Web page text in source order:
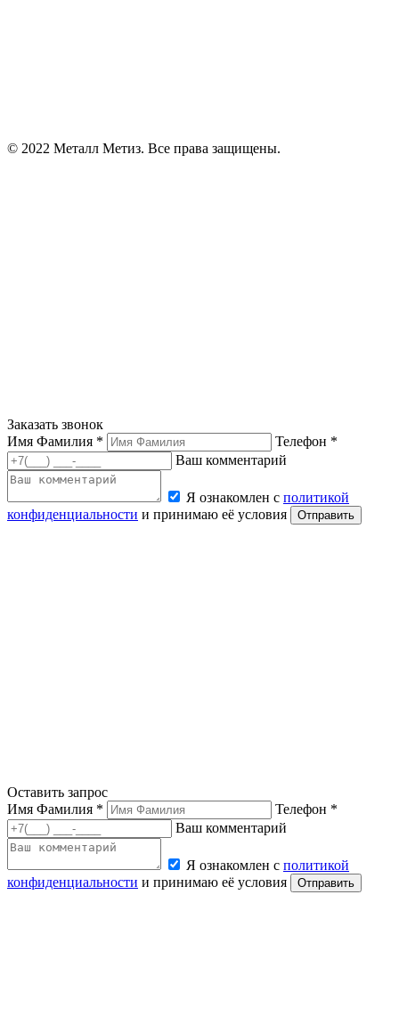
© 2022 Металл Метиз. Все права защищены.
Заказать звонок
Имя Фамилия *
Телефон *
Ваш комментарий
Я ознакомлен с политикой
конфиденциальности и принимаю её условия Отправить
Оставить запрос
Имя Фамилия *
Телефон *
Ваш комментарий
Я ознакомлен с политикой
конфиденциальности и принимаю её условия Отправить